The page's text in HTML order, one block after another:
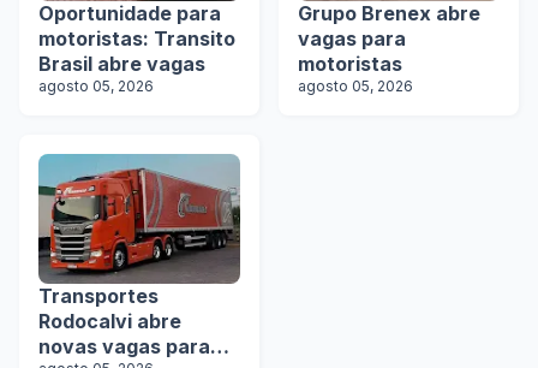
Oportunidade para
motoristas: Transito
Brasil abre vagas
agosto 05, 2026
Grupo Brenex abre
vagas para
motoristas
agosto 05, 2026
Transportes
Rodocalvi abre
novas vagas para